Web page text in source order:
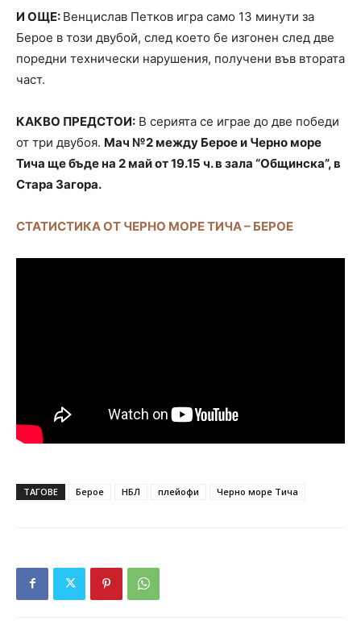
И ОЩЕ: Венцислав Петков игра само 13 минути за
Берое в този двубой, след което бе изгонен след две
поредни технически нарушения, получени във втората
част.
КАКВО ПРЕДСТОИ: В серията се играе до две победи
от три двубоя. Мач №2 между Берое и Черно море
Тича ще бъде на 2 май от 19.15 ч. в зала “Общинска”, в
Стара Загора.
СТАТИСТИКА ОТ ЧЕРНО МОРЕ ТИЧА – БЕРОЕ
ТАГОВЕ Берое НБЛ плейофи Черно море Тича